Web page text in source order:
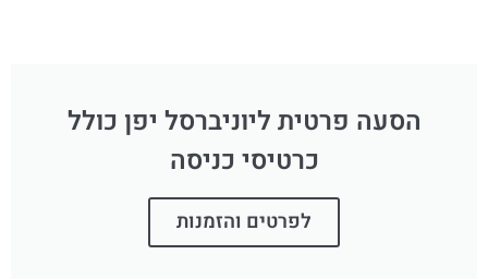
הסעה פרטית ליוניברסל יפן כולל
כרטיסי כניסה
לפרטים והזמנות